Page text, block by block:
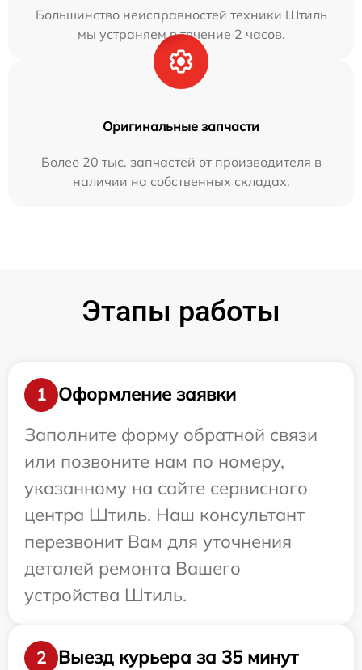
Большинство неисправностей техники Штиль
мы устраняем в течение 2 часов.
Оригинальные запчасти
Более 20 тыс. запчастей от производителя в
наличии на собственных складах.
Этапы работы
1
Оформление заявки
Заполните форму обратной связи
или позвоните нам по номеру,
указанному на сайте сервисного
центра Штиль. Наш консультант
перезвонит Вам для уточнения
деталей ремонта Вашего
устройства Штиль.
2 Выезд курьера за 35 минут